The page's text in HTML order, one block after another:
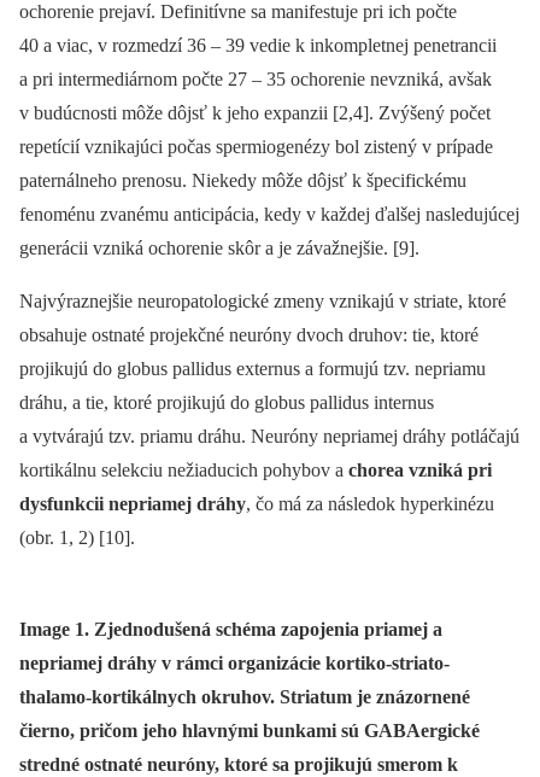
ochorenie prejaví. Definitívne sa manifestuje pri ich počte
40 a viac, v rozmedzí 36 –⁠ 39 vedie k inkompletnej penetrancii
a pri intermediárnom počte 27 –⁠ 35 ochorenie nevzniká, avšak
v budúcnosti môže dôjsť k jeho expanzii [2,4]. Zvýšený počet
repetícií vznikajúci počas spermiogenézy bol zistený v prípade
paternálneho prenosu. Niekedy môže dôjsť k špecifickému
fenoménu zvanému anticipácia, kedy v každej ďalšej nasledujúcej
generácii vzniká ochorenie skôr a je závažnejšie. [9].
Najvýraznejšie neuropatologické zmeny vznikajú v striate, ktoré
obsahuje ostnaté projekčné neuróny dvoch druhov: tie, ktoré
projikujú do globus pallidus externus a formujú tzv. nepriamu
dráhu, a tie, ktoré projikujú do globus pallidus internus
a vytvárajú tzv. priamu dráhu. Neuróny nepriamej dráhy potláčajú
kortikálnu selekciu nežiaducich pohybov a chorea vzniká pri
dysfunkcii nepriamej dráhy, čo má za následok hyperkinézu
(obr. 1, 2) [10].
Image 1. Zjednodušená schéma zapojenia priamej a
nepriamej dráhy v rámci organizácie kortiko-striato-
thalamo-kortikálnych okruhov. Striatum je znázornené
čierno, pričom jeho hlavnými bunkami sú GABAergické
stredné ostnaté neuróny, ktoré sa projikujú smerom k